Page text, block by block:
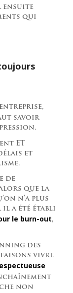
ensuite
qui
savoir
ET
et
de
que la
n’a plus
il a été établi
le burn-out,
des
faisons vivre
non